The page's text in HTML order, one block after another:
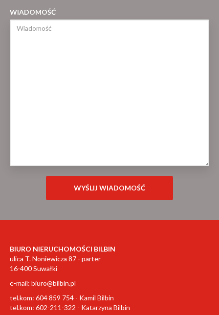
WIADOMOŚĆ
BIURO NIERUCHOMOŚCI BILBIN
ulica T. Noniewicza 87 - parter
16-400 Suwałki
e-mail: biuro@bilbin.pl
tel.kom: 604 859 754 - Kamil Bilbin
tel.kom: 602-211-322 - Katarzyna Bilbin